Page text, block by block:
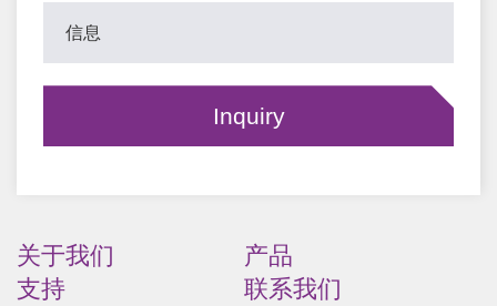
关于我们
产品
支持
联系我们